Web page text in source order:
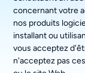
concernant votre
nos produits
installant ou
vous acceptez
n'acceptez pas